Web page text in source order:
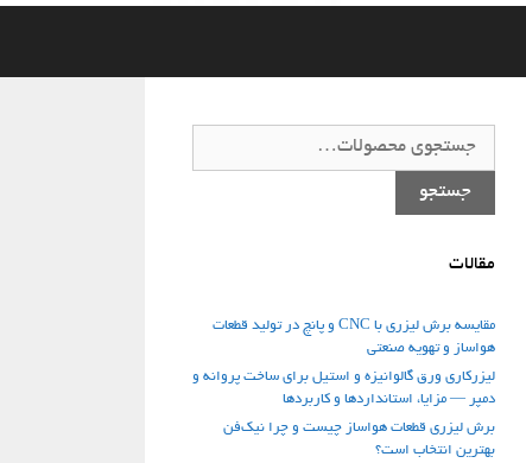
برای:
جستجو
مقالات
مقایسه برش لیزری با CNC و پانچ در تولید قطعات
هواساز و تهویه صنعتی
لیزرکاری ورق گالوانیزه و استیل برای ساخت پروانه و
دمپر — مزایا، استانداردها و کاربردها
برش لیزری قطعات هواساز چیست و چرا نیک‌فن
بهترین انتخاب است؟